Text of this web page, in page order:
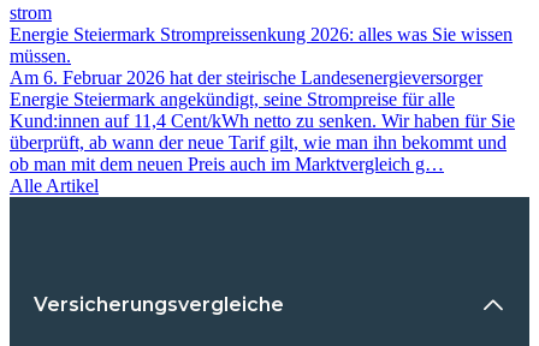
strom
Energie Steiermark Strompreissenkung 2026: alles was Sie wissen
müssen.
Am 6. Februar 2026 hat der steirische Landesenergieversorger
Energie Steiermark angekündigt, seine Strompreise für alle
Kund:innen auf 11,4 Cent/kWh netto zu senken. Wir haben für Sie
überprüft, ab wann der neue Tarif gilt, wie man ihn bekommt und
ob man mit dem neuen Preis auch im Marktvergleich g…
Alle Artikel
Versicherungsvergleiche